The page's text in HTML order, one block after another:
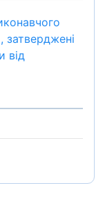
затверджені
від